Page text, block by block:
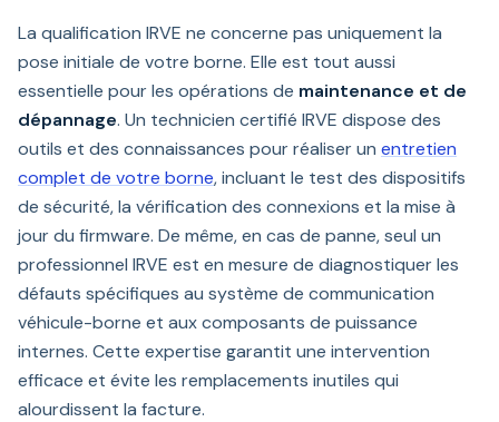
La qualification IRVE ne concerne pas uniquement la
pose initiale de votre borne. Elle est tout aussi
essentielle pour les opérations de maintenance et de
dépannage. Un technicien certifié IRVE dispose des
outils et des connaissances pour réaliser un entretien
complet de votre borne, incluant le test des dispositifs
de sécurité, la vérification des connexions et la mise à
jour du firmware. De même, en cas de panne, seul un
professionnel IRVE est en mesure de diagnostiquer les
défauts spécifiques au système de communication
véhicule-borne et aux composants de puissance
internes. Cette expertise garantit une intervention
efficace et évite les remplacements inutiles qui
alourdissent la facture.